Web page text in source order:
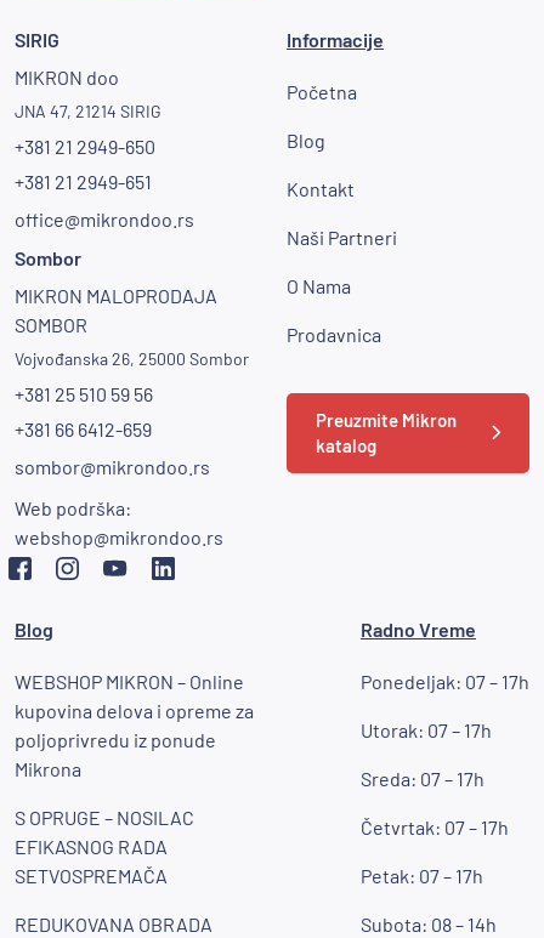
SIRIG
MIKRON doo
JNA 47, 21214 SIRIG
+381 21 2949-650
+381 21 2949-651
office@mikrondoo.rs
Sombor
MIKRON MALOPRODAJA
SOMBOR
Vojvođanska 26, 25000 Sombor
+381 25 510 59 56
+381 66 6412-659
sombor@mikrondoo.rs
Web podrška:
webshop@mikrondoo.rs
Informacije
Početna
Blog
Kontakt
Naši Partneri
O Nama
Prodavnica
Preuzmite Mikron
katalog
Blog
WEBSHOP MIKRON – Online
kupovina delova i opreme za
poljoprivredu iz ponude
Mikrona
S OPRUGE – NOSILAC
EFIKASNOG RADA
SETVOSPREMAČA
REDUKOVANA OBRADA
Radno Vreme
Ponedeljak: 07 – 17h
Utorak: 07 – 17h
Sreda: 07 – 17h
Četvrtak: 07 – 17h
Petak: 07 – 17h
Subota: 08 – 14h